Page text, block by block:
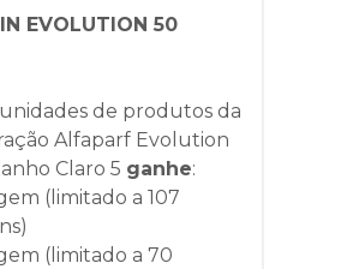
EVOLUTION 50
de produtos da
Alfaparf Evolution
Claro 5 ganhe:
(limitado a 107
(limitado a 70